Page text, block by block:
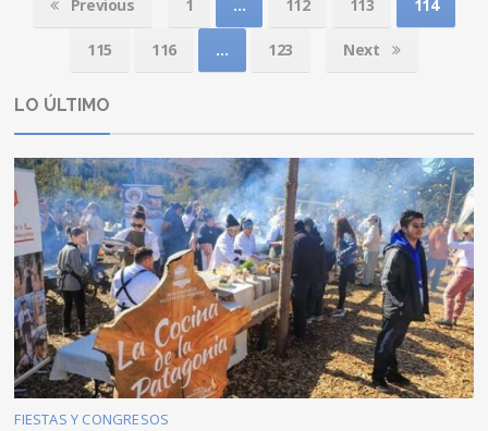
Previous 1 … 112 113 114
115 116 … 123 Next
LO ÚLTIMO
FIESTAS Y CONGRESOS